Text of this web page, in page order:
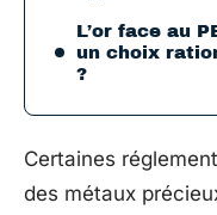
L’or face au
un choix
?
Certaines
des métaux